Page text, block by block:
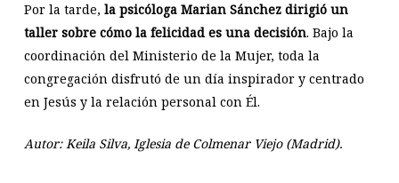
Por la tarde, la psicóloga Marian Sánchez dirigió un
taller sobre cómo la felicidad es una decisión. Bajo la
coordinación del Ministerio de la Mujer, toda la
congregación disfrutó de un día inspirador y centrado
en Jesús y la relación personal con Él.
Autor: Keila Silva, Iglesia de Colmenar Viejo (Madrid).